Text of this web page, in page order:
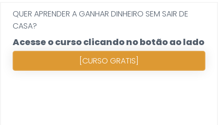
QUER APRENDER A GANHAR DINHEIRO SEM SAIR DE
CASA?
Acesse o curso clicando no botão ao lado
[CURSO GRATIS]